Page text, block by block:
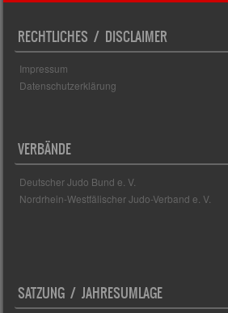
RECHTLICHES / DISCLAIMER
Impressum
Datenschutzerklärung
VERBÄNDE
Deutscher Judo Bund e. V.
Nordrhein-Westfälischer Judo-Verband e. V.
SATZUNG / JAHRESUMLAGE